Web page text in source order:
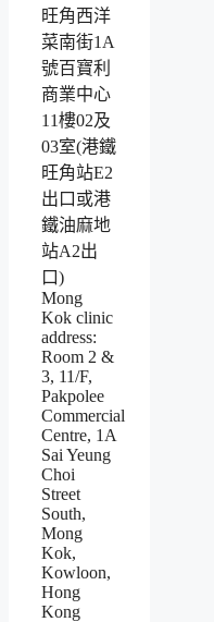
旺角西洋
菜南街1A
號百寶利
商業中心
11樓02及
03室(港鐵
旺角站E2
出口或港
鐵油麻地
站A2出
口)
Mong
Kok clinic
address:
Room 2 &
3, 11/F,
Pakpolee
Commercial
Centre, 1A
Sai Yeung
Choi
Street
South,
Mong
Kok,
Kowloon,
Hong
Kong